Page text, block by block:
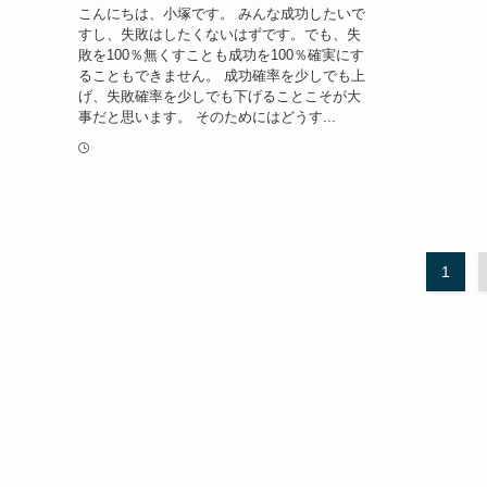
こんにちは、小塚です。 みんな成功したいで
すし、失敗はしたくないはずです。でも、失
敗を100％無くすことも成功を100％確実にす
ることもできません。 成功確率を少しでも上
げ、失敗確率を少しでも下げることこそが大
事だと思います。 そのためにはどうす...
1